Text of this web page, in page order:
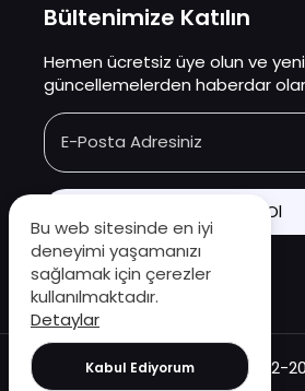
Bültenimize Katılın
Hemen ücretsiz üye olun ve yeni
güncellemelerden haberdar
E-Posta Adresiniz
Copyright © Oyunbilgisi.com 2022-
Bu web sitesinde en iyi
deneyimi yaşamanızı
sağlamak için çerezler
kullanılmaktadır.
Detaylar
Kabul Ediyorum